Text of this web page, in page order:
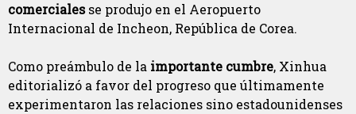
comercialesse produjo en el Aeropuerto
Internacional de Incheon, República de Corea.
Como preámbulo de la importante cumbre, Xinhua
editorializó a favor del progreso que últimamente
experimentaron las relaciones sino estadounidenses